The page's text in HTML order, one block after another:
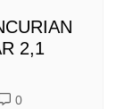
2,1
0